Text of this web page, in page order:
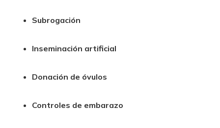
Subrogación
Inseminación artificial
Donación de óvulos
Controles de embarazo